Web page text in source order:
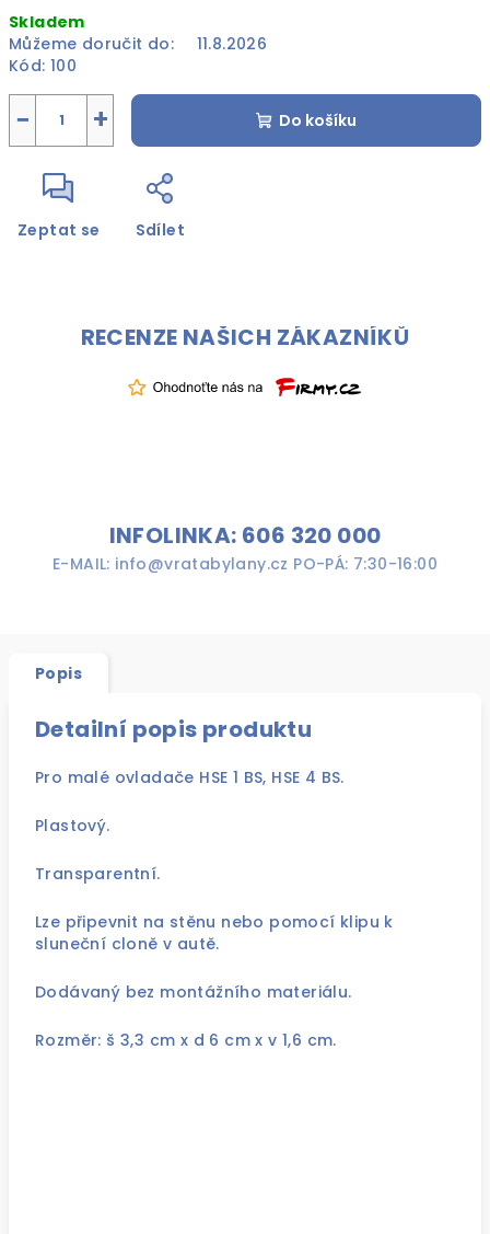
cena:
Skladem
Můžeme doručit do:
11.8.2026
Kód: 100
+
− Do košíku
Zeptat se Sdílet
RECENZE NAŠICH ZÁKAZNÍKŮ
INFOLINKA: 606 320 000
E-MAIL: info@vratabylany.cz PO-PÁ: 7:30-16:00
Popis
Detailní popis produktu
Pro malé ovladače HSE 1 BS, HSE 4 BS.
Plastový.
Transparentní.
Lze připevnit na stěnu nebo pomocí klipu k
sluneční cloně v autě.
Dodávaný bez montážního materiálu.
Rozměr: š 3,3 cm x d 6 cm x v 1,6 cm.